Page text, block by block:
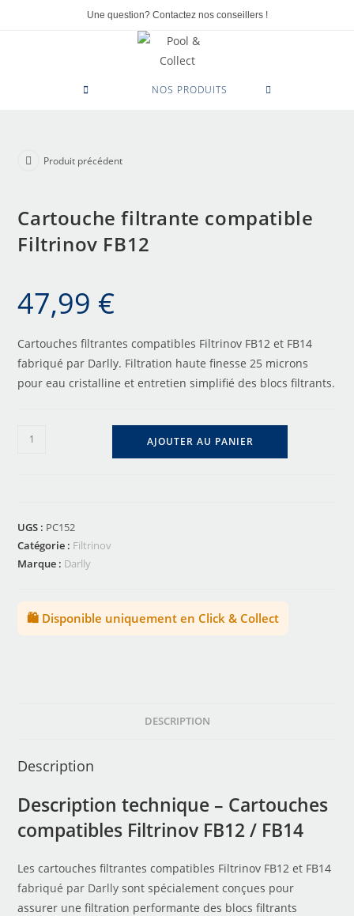
Une question? Contactez nos conseillers !
NOS PRODUITS
Produit précédent
Cartouche filtrante compatible
Filtrinov FB12
47,99 €
Cartouches filtrantes compatibles Filtrinov FB12 et FB14
fabriqué par Darlly. Filtration haute finesse 25 microns
pour eau cristalline et entretien simplifié des blocs filtrants.
AJOUTER AU PANIER
UGS : PC152
Catégorie : Filtrinov
Marque : Darlly
🛍️ Disponible uniquement en Click & Collect
DESCRIPTION
Description
Description technique – Cartouches
compatibles Filtrinov FB12 / FB14
Les cartouches filtrantes compatibles Filtrinov FB12 et FB14
fabriqué par Darlly sont spécialement conçues pour
assurer une filtration performante des blocs filtrants